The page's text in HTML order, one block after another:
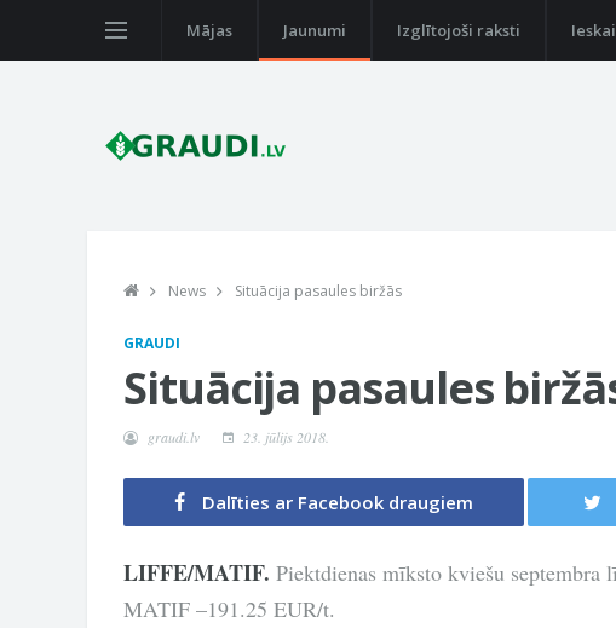
Mājas Jaunumi Izglītojoši raksti
News Situācija pasaules biržās
GRAUDI
Situācija pasaules
graudi.lv 23. jūlijs 2018.
Dalīties ar Facebook draugiem
LIFFE/MATIF. Piektdienas mīksto kviešu septembra
MATIF –191.25 EUR/t.